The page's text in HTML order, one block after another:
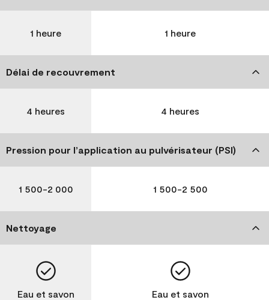
1 heure 1 heure
Délai de recouvrement
4 heures 4 heures
Pression pour l’application au pulvérisateur (PSI)
1 500-2 000 1 500-2 500
Nettoyage
Eau et savon Eau et savon